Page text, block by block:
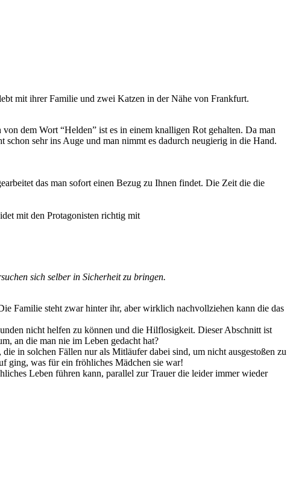
mit ihrer Familie und zwei Katzen in der Nähe von Frankfurt.
dem Wort “Helden” ist es in einem knalligen Rot gehalten. Da man
sehr ins Auge und man nimmt es dadurch neugierig in die Hand.
das man sofort einen Bezug zu Ihnen findet. Die Zeit die die
mit den Protagonisten richtig mit
sich selber in Sicherheit zu bringen.
Familie steht zwar hinter ihr, aber wirklich nachvollziehen kann die das
nicht helfen zu können und die Hilflosigkeit. Dieser Abschnitt ist
an die man nie im Leben gedacht hat?
in solchen Fällen nur als Mitläufer dabei sind, um nicht ausgestoßen zu
ging, was für ein fröhliches Mädchen sie war!
Leben führen kann, parallel zur Trauer die leider immer wieder